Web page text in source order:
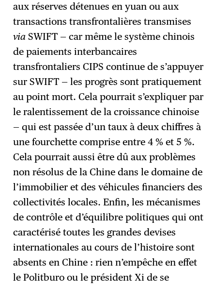
aux réserves détenues en yuan ou aux
transactions transfrontalières transmises
via SWIFT — car même le système chinois
de paiements interbancaires
transfrontaliers CIPS continue de s’appuyer
sur SWIFT — les progrès sont pratiquement
au point mort. Cela pourrait s’expliquer par
le ralentissement de la croissance chinoise
— qui est passée d’un taux à deux chiffres à
une fourchette comprise entre 4 % et 5 %.
Cela pourrait aussi être dû aux problèmes
non résolus de la Chine dans le domaine de
l’immobilier et des véhicules financiers des
collectivités locales. Enfin, les mécanismes
de contrôle et d’équilibre politiques qui ont
caractérisé toutes les grandes devises
internationales au cours de l’histoire sont
absents en Chine : rien n’empêche en effet
le Politburo ou le président Xi de se